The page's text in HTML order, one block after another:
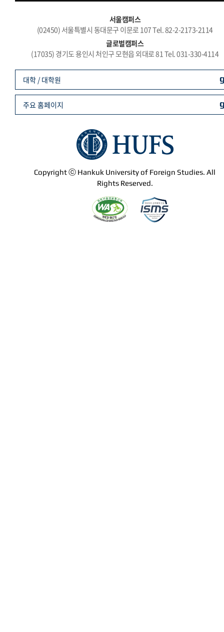
서울캠퍼스
(02450) 서울특별시 동대문구 이문로 107 Tel. 82-2-2173-2114
글로벌캠퍼스
(17035) 경기도 용인시 처인구 모현읍 외대로 81 Tel. 031-330-4114
Copyright ⓒ Hankuk University of Foreign Studies. All
Rights Reserved.
대학 / 대학원
주요 홈페이지